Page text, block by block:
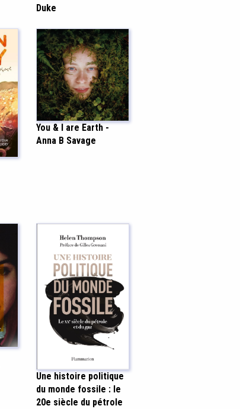
Duke
You & I are Earth -
Anna B Savage
Une histoire politique
du monde fossile : le
20e siècle du pétrole